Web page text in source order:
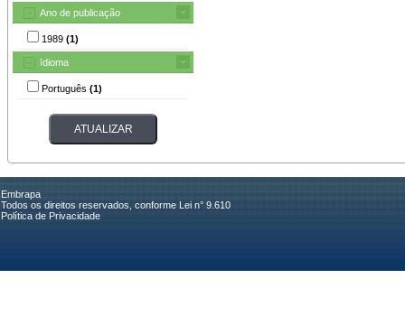
Ano de publicação
1989 (1)
Idioma
Português (1)
Embrapa
Todos os direitos reservados, conforme Lei n° 9.610
Política de Privacidade